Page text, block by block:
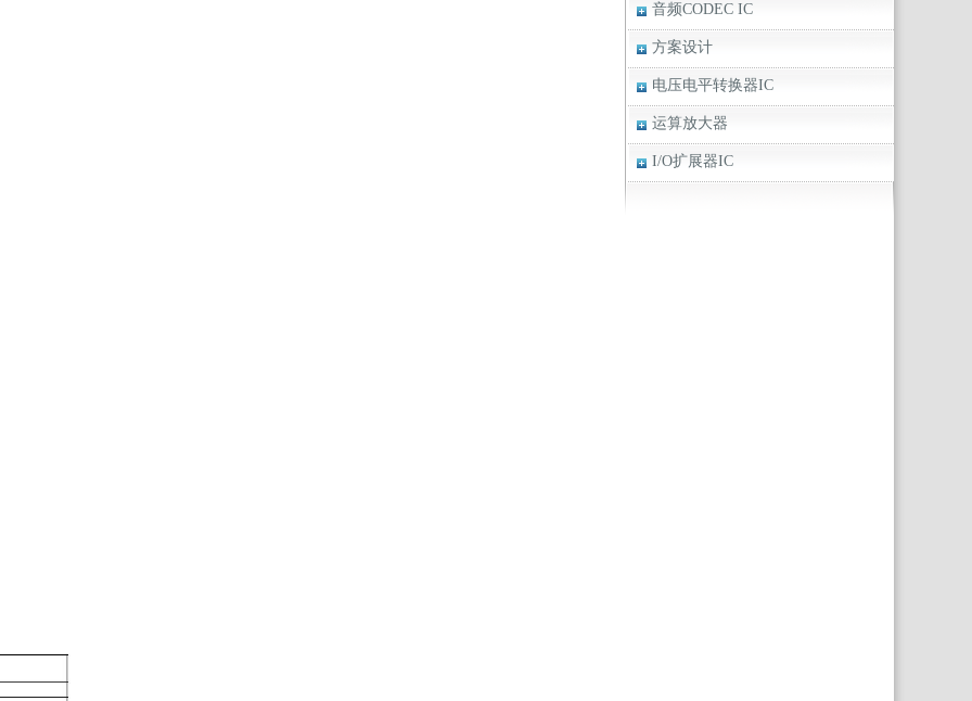
音频CODEC IC
方案设计
电压电平转换器IC
运算放大器
I/O扩展器IC